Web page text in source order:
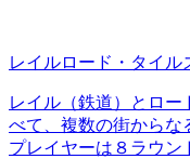
レイルロード・タイル
レイル（鉄道）とロ
べて、複数の街からな
プレイヤーは８ラウン